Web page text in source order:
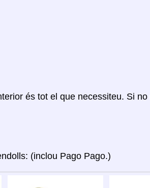
és tot el que necessiteu. Si
(inclou Pago Pago.)